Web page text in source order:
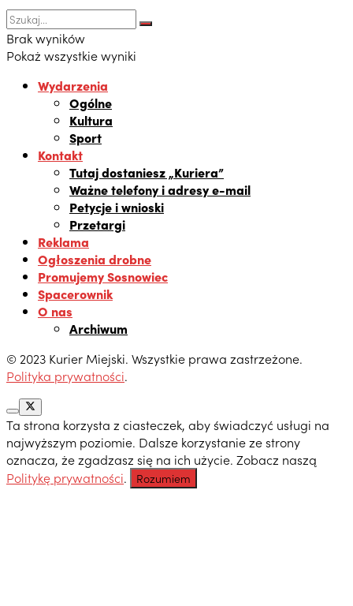
Brak wyników
Pokaż wszystkie wyniki
Wydarzenia
Ogólne
Kultura
Sport
Kontakt
Tutaj dostaniesz „Kuriera”
Ważne telefony i adresy e-mail
Petycje i wnioski
Przetargi
Reklama
Ogłoszenia drobne
Promujemy Sosnowiec
Spacerownik
O nas
Archiwum
© 2023 Kurier Miejski. Wszystkie prawa zastrzeżone.
Polityka prywatności.
Ta strona korzysta z ciasteczek, aby świadczyć usługi na
najwyższym poziomie. Dalsze korzystanie ze strony
oznacza, że zgadzasz się na ich użycie. Zobacz naszą
Politykę prywatności. Rozumiem